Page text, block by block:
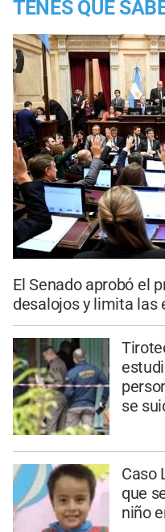
TENES QUE
El Senado aprobó el
desalojos y limita las
se
Caso
que
niño